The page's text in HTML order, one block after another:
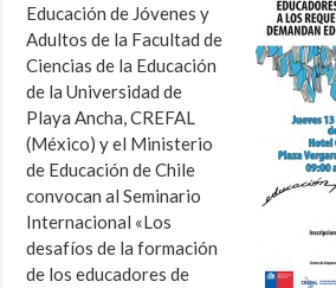
Educación de Jóvenes y
Adultos de la Facultad de
Ciencias de la Educación
de la Universidad de
Playa Ancha, CREFAL
(México) y el Ministerio
de Educación de Chile
convocan al Seminario
Internacional «Los
desafíos de la formación
de los educadores de